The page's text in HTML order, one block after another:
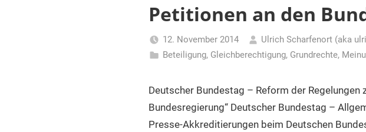
Petitionen an den
12. November 2014
Ulrich Scharfenort (aka
Beteiligung, Gleichberechtigung, Grundrechte,
Deutscher Bundestag – Reform der Regelungen
Bundesregierung“ Deutscher Bundestag –
Presse-Akkreditierungen beim Deutschen